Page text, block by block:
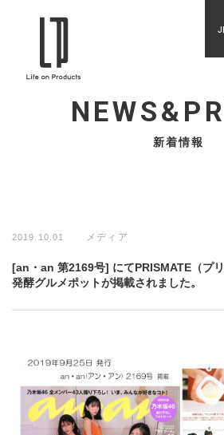
新着情報
2019.10.01 メディア
[an・an 第2169号] にてPRISMATE（プ
発酵グルメポットが掲載されました。